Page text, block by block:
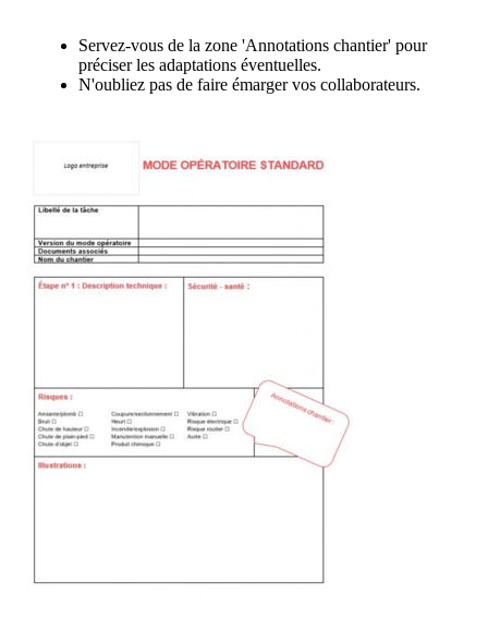
Servez-vous de la zone 'Annotations chantier' pour
préciser les adaptations éventuelles.
N'oubliez pas de faire émarger vos collaborateurs.